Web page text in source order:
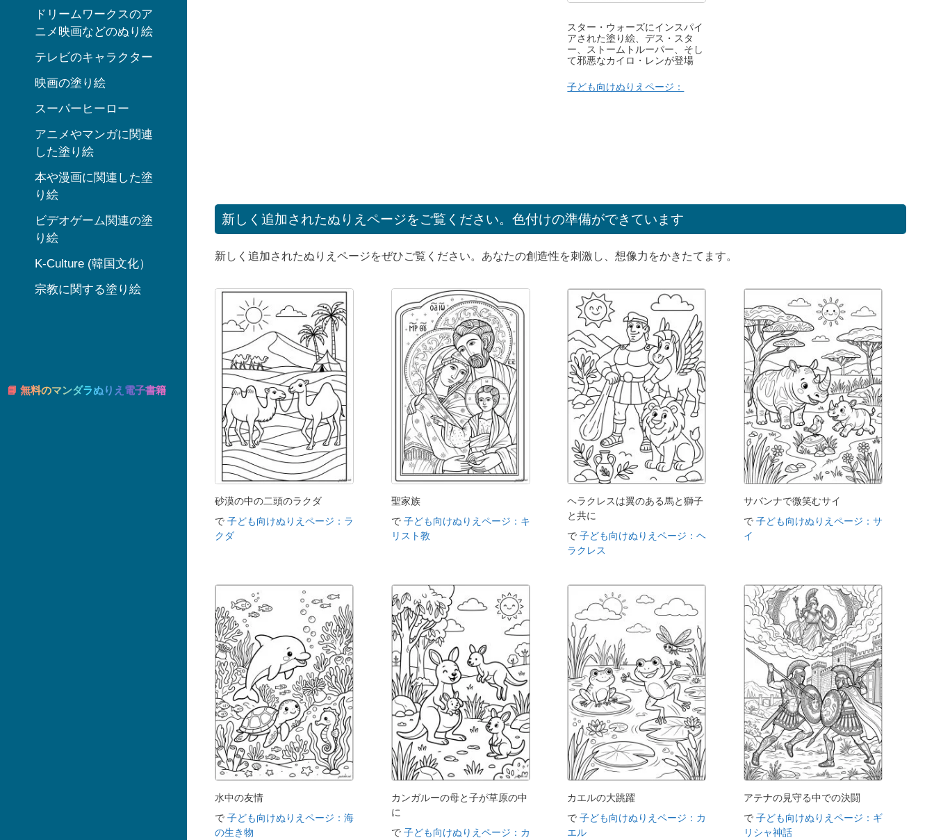
スター・ウォーズにインスパイ
アされた塗り絵、デス・スタ
ー、ストームトルーパー、そし
て邪悪なカイロ・レンが登場
子ども向けぬりえページ：
新しく追加されたぬりえページをご覧ください。色付けの準備ができています
新しく追加されたぬりえページをぜひご覧ください。あなたの創造性を刺激し、想像力をかきたてます。
砂漠の中の二頭のラクダ
で 子ども向けぬりえページ：ラ
クダ
聖家族
で 子ども向けぬりえページ：キ
リスト教
ヘラクレスは翼のある馬と獅子
と共に
で子ども向けぬりえページ：ヘ
ラクレス
サバンナで微笑むサイ
で子ども向けぬりえページ：サ
イ
水中の友情
で 子ども向けぬりえページ：海
の生き物
カンガルーの母と子が草原の中
に
で 子ども向けぬりえページ：カ
カエルの大跳躍
で子ども向けぬりえページ：カ
エル
アテナの見守る中での決闘
で子ども向けぬりえページ：ギ
リシャ神話
ドリームワークスのア
ニメ映画などのぬり絵
テレビのキャラクター
映画の塗り絵
スーパーヒーロー
アニメやマンガに関連
した塗り絵
本や漫画に関連した塗
り絵
ビデオゲーム関連の塗
り絵
K-Culture (韓国文化）
宗教に関する塗り絵
📘 無料のマンダラぬりえ電子書籍